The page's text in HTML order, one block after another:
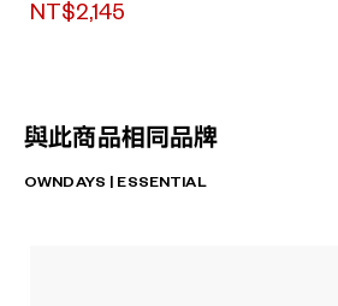
NT$2,145
與此商品相同品牌
OWNDAYS | ESSENTIAL